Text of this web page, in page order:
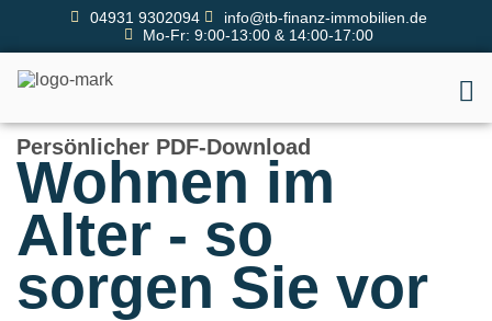
04931 9302094
info@tb-finanz-immobilien.de
Mo-Fr: 9:00-13:00 & 14:00-17:00
Persönlicher PDF-Download
Wohnen im
Alter - so
sorgen Sie vor